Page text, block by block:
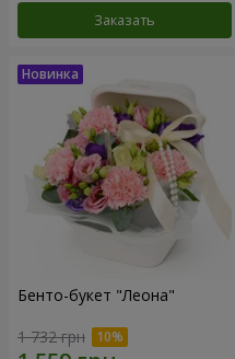
Заказать
Бенто-букет "Леона"
1 732 грн